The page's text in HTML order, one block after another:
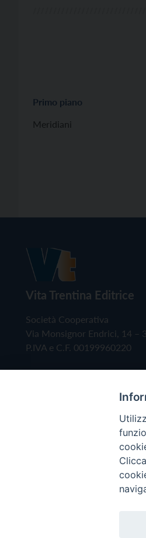
Primo piano
Meridiani
Vita Trentina Editrice
Società Cooperativa
Via Monsignor Endrici, 14 –
P.IVA e C.F. 00199960220
Copyright © 2019 -